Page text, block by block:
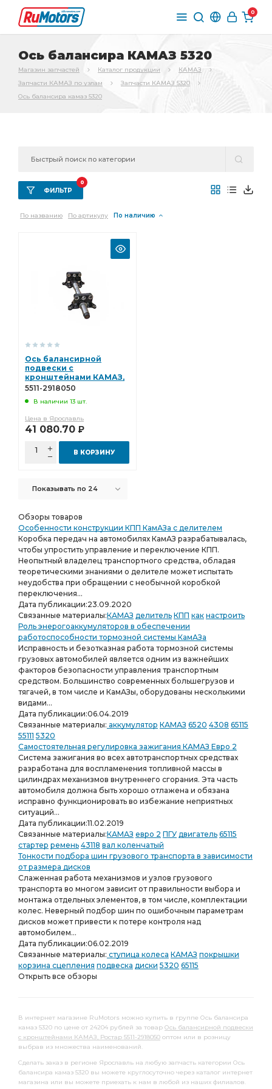
0
Ось балансира КАМАЗ 5320
Магазин запчастей Каталог продукции
КАМАЗ
Запчасти КАМАЗ по узлам
Запчасти КАМАЗ 5320
Ось балансира камаз 5320
ФИЛЬТР
0
По названию По артикулу По наличию
Ось балансирной
подвески с
кронштейнами КАМАЗ,
Ростар 5511-2918050
5511-2918050
В наличии 13 шт.
Цена в Ярославль
41 080.70 Р
В КОРЗИНУ
Показывать по 24
Обзоры товаров
Особенности конструкции КПП КамАЗа с делителем
Коробка передач на автомобилях КамАЗ разрабатывалась,
чтобы упростить управление и переключение КПП.
Неопытный владелец транспортного средства, обладая
теоретическими знаниями о делителе может испытать
неудобства при обращении с необычной коробкой
переключения...
Дата публикации:23.09.2020
Связанные материалы:КАМАЗ делитель КПП как настроить
Роль энерогоаккумуляторов в обеспечении
работоспособности тормозной системы КамАЗа
Исправность и безотказная работа тормозной системы
грузовых автомобилей является одним из важнейших
факторов безопасности управления транспортным
средством. Большинство современных большегрузов и
тягачей, в том числе и КамАЗы, оборудованы несколькими
видами...
Дата публикации:06.04.2019
Связанные материалы: аккумулятор КАМАЗ 6520 4308 65115
55111 5320
Самостоятельная регулировка зажигания КАМАЗ Евро 2
Система зажигания во всех автотранспортных средствах
разработана для воспламенения топливной массы в
цилиндрах механизмов внутреннего сгорания. Эта часть
автомобиля должна быть хорошо отлажена и обязана
исправно функционировать во избежание неприятных
ситуаций...
Дата публикации:11.02.2019
Связанные материалы:КАМАЗ евро 2 ПГУ двигатель 65115
стартер ремень 43118 вал коленчатый
Тонкости подбора шин грузового транспорта в зависимости
от размера дисков
Слаженная работа механизмов и узлов грузового
транспорта во многом зависит от правильности выбора и
монтажа отдельных элементов, в том числе, комплектации
колес. Неверный подбор шин по ошибочным параметрам
дисков может привести к потере контроля над
автомобилем...
Дата публикации:06.02.2019
Связанные материалы: ступица колеса КАМАЗ покрышки
корзина сцепления подвеска диски 5320 65115
Открыть все обзоры
В интернет магазине RuMotors можно купить в группе Ось балансира
камаз 5320 по цене от 24204 рублей за товар Ось балансирной подвески
с кронштейнами КАМАЗ, Ростар 5511-2918050 оптом или в розницу
выбрав из множества наименований.
Сделать заказ в регионе Ярославль на любую запчасть категории Ось
балансира камаз 5320 вы можете круглосуточно через каталог интернет
магазина или вы можете приехать к нам в любой из наших филиалов.